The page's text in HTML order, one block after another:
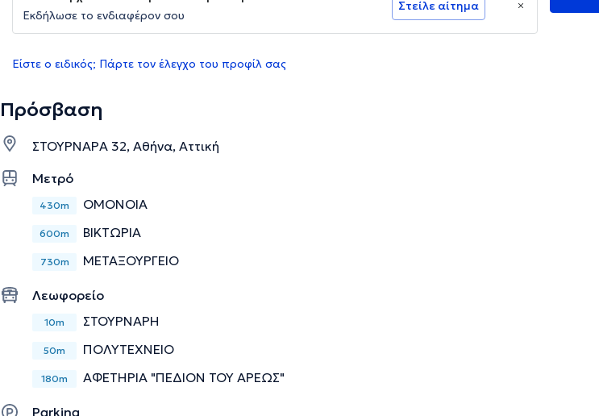
Εκδήλωσε το ενδιαφέρον σου
Στείλε αίτημα
Είστε ο ειδικός; Πάρτε τον έλεγχο του προφίλ σας
Πρόσβαση
ΣΤΟΥΡΝΑΡΑ 32, Αθήνα, Αττική
Μετρό
430m ΟΜΟΝΟΙΑ
600m ΒΙΚΤΩΡΙΑ
730m ΜΕΤΑΞΟΥΡΓΕΙΟ
Λεωφορείο
10m ΣΤΟΥΡΝΑΡΗ
50m ΠΟΛΥΤΕΧΝΕΙΟ
180m ΑΦΕΤΗΡΙΑ "ΠΕΔΙΟΝ ΤΟΥ ΑΡΕΩΣ"
Parking